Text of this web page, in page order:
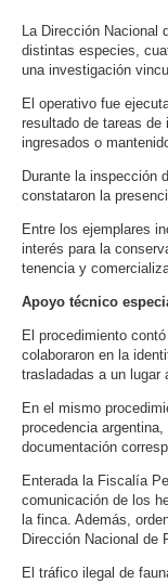
La Dirección Nacional
distintas especies,
una investigación
El operativo fue
resultado de tareas
ingresados o
Durante la inspección
constataron la
Entre los ejemplares
interés para la
tenencia y
Apoyo técnico
El procedimiento
colaboraron en la
trasladadas a un lugar
En el mismo
procedencia
documentación
Enterada la Fiscalía
comunicación de los
la finca. Además,
Dirección Nacional de
El tráfico ilegal de